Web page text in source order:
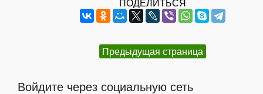
ПОДЕЛИТЬСЯ
Предыдущая страница
Войдите через социальную сеть